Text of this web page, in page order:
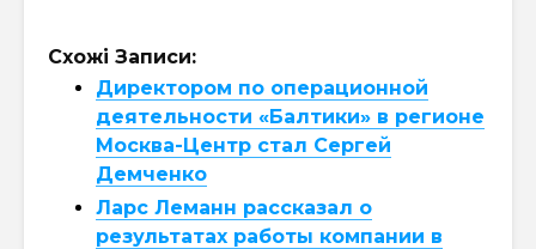
Схожі Записи:
Директором по операционной
деятельности «Балтики» в регионе
Москва-Центр стал Сергей
Демченко
Ларс Леманн рассказал о
результатах работы компании в